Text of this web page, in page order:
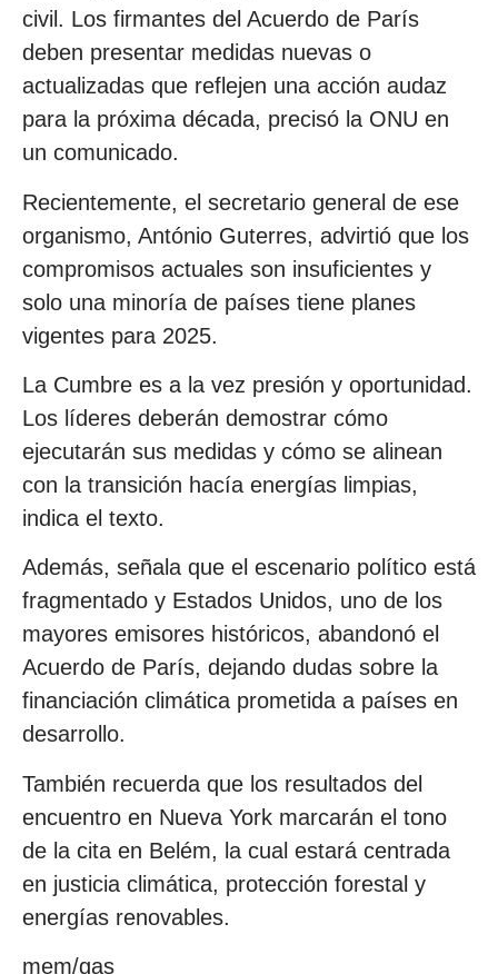
civil. Los firmantes del Acuerdo de París
deben presentar medidas nuevas o
actualizadas que reflejen una acción audaz
para la próxima década, precisó la ONU en
un comunicado.
Recientemente, el secretario general de ese
organismo, António Guterres, advirtió que los
compromisos actuales son insuficientes y
solo una minoría de países tiene planes
vigentes para 2025.
La Cumbre es a la vez presión y oportunidad.
Los líderes deberán demostrar cómo
ejecutarán sus medidas y cómo se alinean
con la transición hacía energías limpias,
indica el texto.
Además, señala que el escenario político está
fragmentado y Estados Unidos, uno de los
mayores emisores históricos, abandonó el
Acuerdo de París, dejando dudas sobre la
financiación climática prometida a países en
desarrollo.
También recuerda que los resultados del
encuentro en Nueva York marcarán el tono
de la cita en Belém, la cual estará centrada
en justicia climática, protección forestal y
energías renovables.
mem/gas